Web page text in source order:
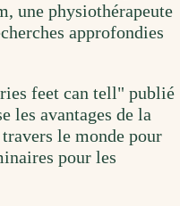
une physiothérapeute
approfondies
feet can tell" publié
les avantages de la
le monde pour
pour les